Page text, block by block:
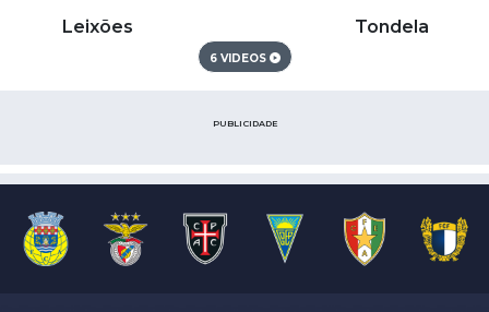
Leixões Tondela
6 VIDEOS
PUBLICIDADE